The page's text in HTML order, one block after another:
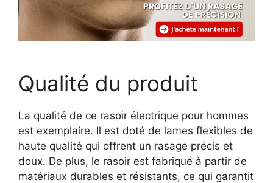
Qualité du produit
La qualité de ce rasoir électrique pour hommes
est exemplaire. Il est doté de lames flexibles de
haute qualité qui offrent un rasage précis et
doux. De plus, le rasoir est fabriqué à partir de
matériaux durables et résistants, ce qui garantit